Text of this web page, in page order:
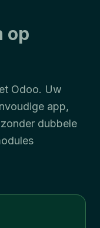
op
Odoo. Uw
app,
dubbele